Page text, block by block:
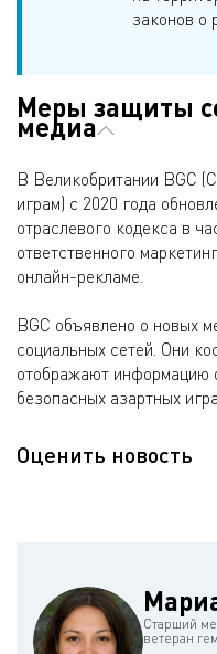
законов о
Меры защиты
медиа
В Великобритании BGC
играм) с 2020 года
отраслевого кодекса в
ответственного
онлайн-рекламе.
BGC объявлено о новых
социальных сетей. Они
отображают информацию
безопасных азартных
Оценить новость
Старший
ветеран